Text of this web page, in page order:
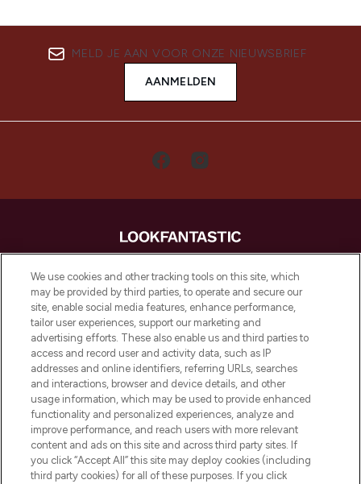
MELD JE AAN VOOR ONZE NIEUWSBRIEF
AANMELDEN
LOOKFANTASTIC is de ultieme online
beautybestemming van Europa, met de
beste huidverzorging, haarproducten en
make-up van meer dan 200 topmerken.
Shop online of via de app, met gratis
verzending vanaf €40.
Cookie-toestemming
Do Not Sell or Share My Personal
Information
HELP & INFORMATIE
We use cookies and other tracking tools on this site, which
may be provided by third parties, to operate and secure our
site, enable social media features, enhance performance,
tailor user experiences, support our marketing and
advertising efforts. These also enable us and third parties to
access and record user and activity data, such as IP
addresses and online identifiers, referring URLs, searches
and interactions, browser and device details, and other
usage information, which may be used to provide enhanced
functionality and personalized experiences, analyze and
improve performance, and reach users with more relevant
content and ads on this site and across third party sites. If
you click “Accept All” this site may deploy cookies (including
third party cookies) for all of these purposes. If you click